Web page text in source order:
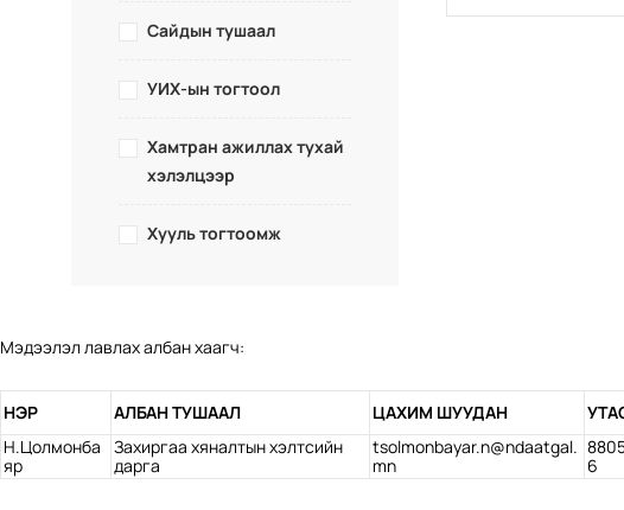
Сайдын тушаал
УИХ-ын тогтоол
Хамтран ажиллах тухай
хэлэлцээр
Хууль тогтоомж
Мэдээлэл лавлах албан хаагч:
НЭР АЛБАН ТУШААЛ ЦАХИМ ШУУДАН
Н.Цолмонба
яр
Захиргаа хяналтын хэлтсийн
дарга
tsolmonbayar.n@ndaatgal.
mn
6